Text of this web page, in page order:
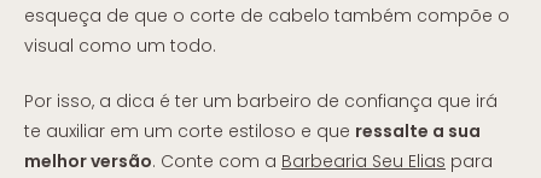
esqueça de que o corte de cabelo também compõe o
visual como um todo.
Por isso, a dica é ter um barbeiro de confiança que irá
te auxiliar em um corte estiloso e que ressalte a sua
melhor versão. Conte com a Barbearia Seu Elias para